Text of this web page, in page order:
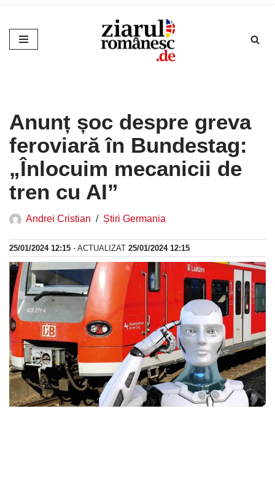
Sari
la
Anunț șoc despre greva
feroviară în Bundestag:
„Înlocuim mecanicii de
tren cu AI”
Andrei Cristian Știri Germania
25/01/2024 12:15 - ACTUALIZAT 25/01/2024 12:15